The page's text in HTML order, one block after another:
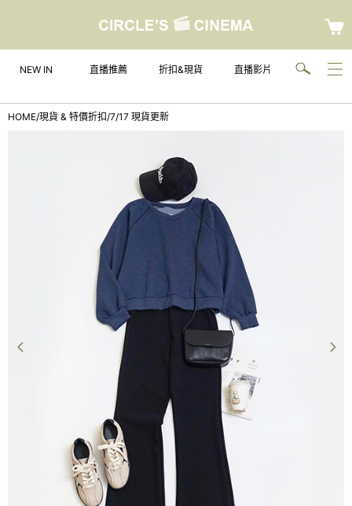
NEW IN 直播推薦 折扣&現貨 直播影片
HOME/現貨 & 特價折扣/7/17 現貨更新